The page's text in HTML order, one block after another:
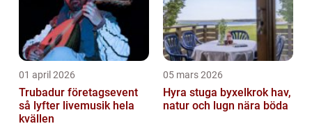
01 april 2026
Trubadur företagsevent
så lyfter livemusik hela
kvällen
05 mars 2026
Hyra stuga byxelkrok hav,
natur och lugn nära böda